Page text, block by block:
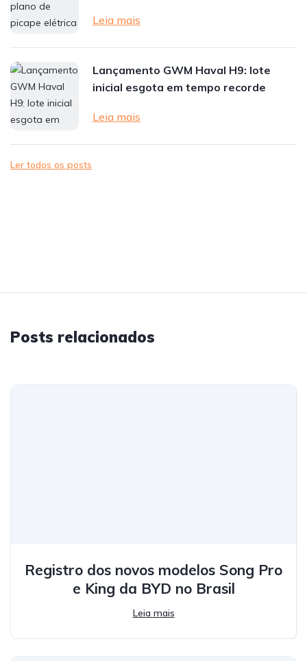
Leia mais
Lançamento GWM Haval H9: lote
inicial esgota em tempo recorde
Leia mais
Ler todos os posts
Posts relacionados
Registro dos novos modelos Song Pro
e King da BYD no Brasil
Leia mais